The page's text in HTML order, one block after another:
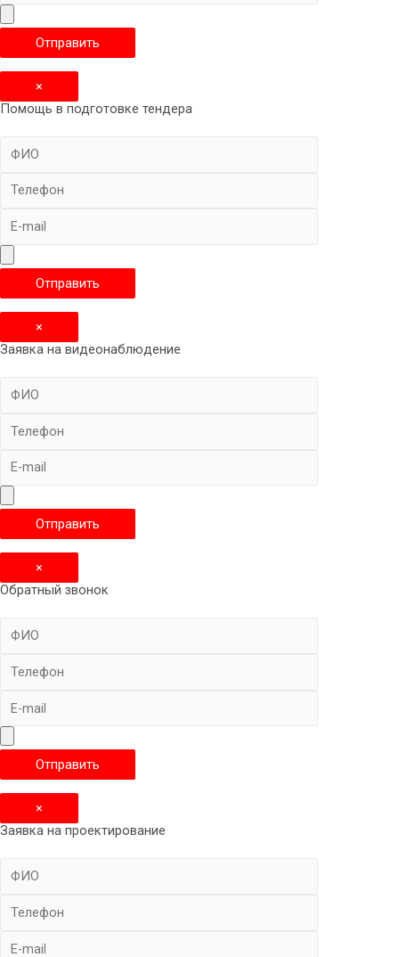
×
Помощь в подготовке тендера
×
Заявка на видеонаблюдение
×
Обратный звонок
×
Заявка на проектирование